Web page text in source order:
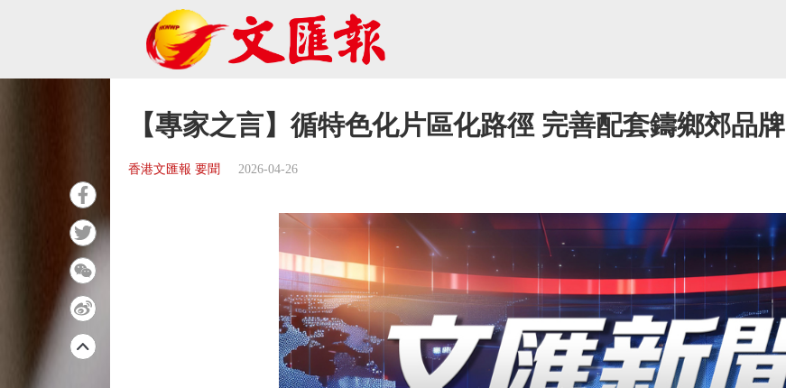
【專家之言】循特色化片區化路徑 完善配套鑄鄉郊品牌
香港文匯報 要聞 2026-04-26